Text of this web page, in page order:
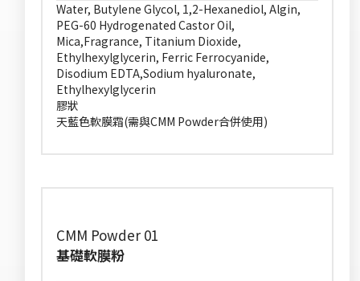
Water, Butylene Glycol, 1,2-Hexanediol, Algin,
PEG-60 Hydrogenated Castor Oil,
Mica,Fragrance, Titanium Dioxide,
Ethylhexylglycerin, Ferric Ferrocyanide,
Disodium EDTA,Sodium hyaluronate,
Ethylhexylglycerin
膠狀
天藍色軟膜霜(需與CMM Powder合併使用)
CMM Powder 01
基礎軟膜粉